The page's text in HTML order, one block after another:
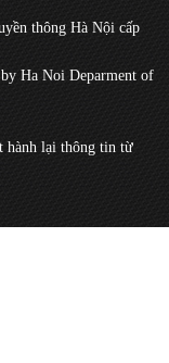
thông Hà Nội cấp
Ha Noi Deparment of
lại thông tin từ